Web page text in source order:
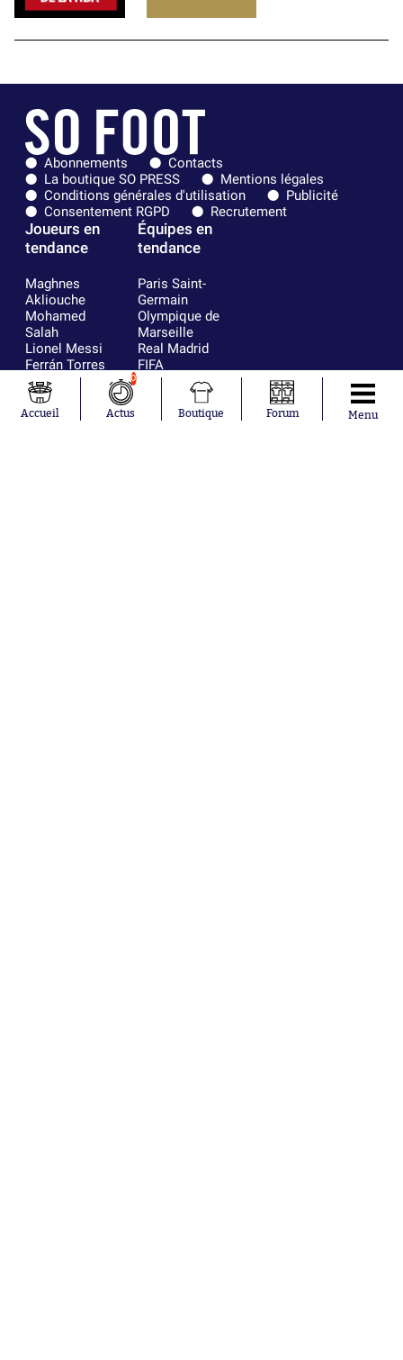
Abonnements
Contacts
La boutique SO PRESS
Mentions légales
Conditions générales d'utilisation
Publicité
Consentement RGPD
Recrutement
Joueurs en
tendance
Maghnes
Akliouche
Mohamed
Salah
Lionel Messi
Ferrán Torres
Kilian Corredor
Franco
Mastantuono
Équipes en
tendance
Paris Saint-
Germain
Olympique de
Marseille
Real Madrid
FIFA
Olympique
AS Monaco
Accueil
0
Actus Boutique Forum Menu